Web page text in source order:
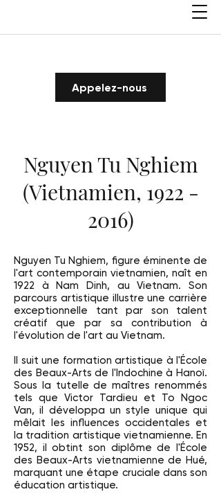
Appelez-nous
Nguyen Tu Nghiem
(Vietnamien, 1922 -
2016)
Nguyen Tu Nghiem, figure éminente de
l'art contemporain vietnamien, naît en
1922 à Nam Dinh, au Vietnam. Son
parcours artistique illustre une carrière
exceptionnelle tant par son talent
créatif que par sa contribution à
l'évolution de l'art au Vietnam.
Il suit une formation artistique à l'École
des Beaux-Arts de l'Indochine à Hanoï.
Sous la tutelle de maîtres renommés
tels que Victor Tardieu et To Ngoc
Van, il développa un style unique qui
mêlait les influences occidentales et
la tradition artistique vietnamienne. En
1952, il obtint son diplôme de l'École
des Beaux-Arts vietnamienne de Hué,
marquant une étape cruciale dans son
éducation artistique.